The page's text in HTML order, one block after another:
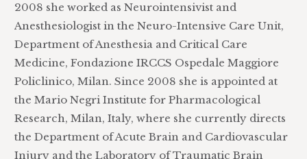
2008 she worked as Neurointensivist and
Anesthesiologist in the Neuro-Intensive Care Unit,
Department of Anesthesia and Critical Care
Medicine, Fondazione IRCCS Ospedale Maggiore
Policlinico, Milan. Since 2008 she is appointed at
the Mario Negri Institute for Pharmacological
Research, Milan, Italy, where she currently directs
the Department of Acute Brain and Cardiovascular
Injury and the Laboratory of Traumatic Brain